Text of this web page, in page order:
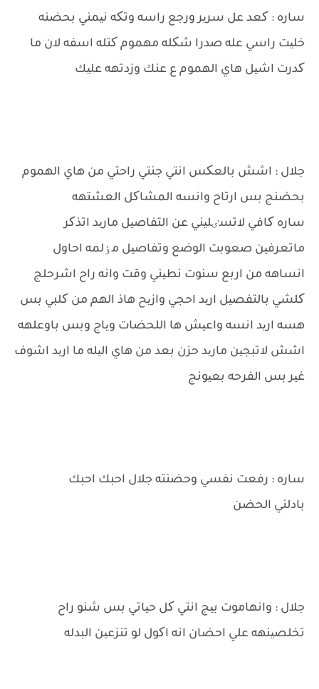
ساره : کعد عل سریر ورجع راسه وتکه نیمني بحضنه
خلیت راسي عله صدرا شکله مهموم کتله اسفه لان ما
کدرت اشیل هاي الهموم ع عنك وزدتهه علیك
جلال : اشش بالعکس انتي جنتي راحتي من هاي الهموم
بحضنج بس ارتاح وانسه المشاکل العشتهه
ساره کافي لاتسٸلیني عن التفاصیل مارید اتذکر
ماتعرفین صعوبت الوضع وتفاصیل مٶلمه احاول
انساهه من اربع سنوت نطیني وقت وانه راح اشرحلج
کلشي بالتفصیل ارید احجي وازیح هاذ الهم من کلبي بس
هسه ارید انسه واعیش ها اللحضات ویاج وبس باوعلهه
اشش لاتبجین مارید حزن بعد من هاي الیله ما ارید اشوف
غیر بس الفرحه بعیونج
ساره : رفعت نفسي وحضنته جلال احبك احبك
بادلني الحضن
جلال : وانهاموت بیج انتي کل حیاتي بس شنو راح
تخلصینهه علي احضان انه اکول لو تنزعین البدله